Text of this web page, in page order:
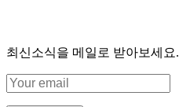
최신소식을 메일로 받아보세요.